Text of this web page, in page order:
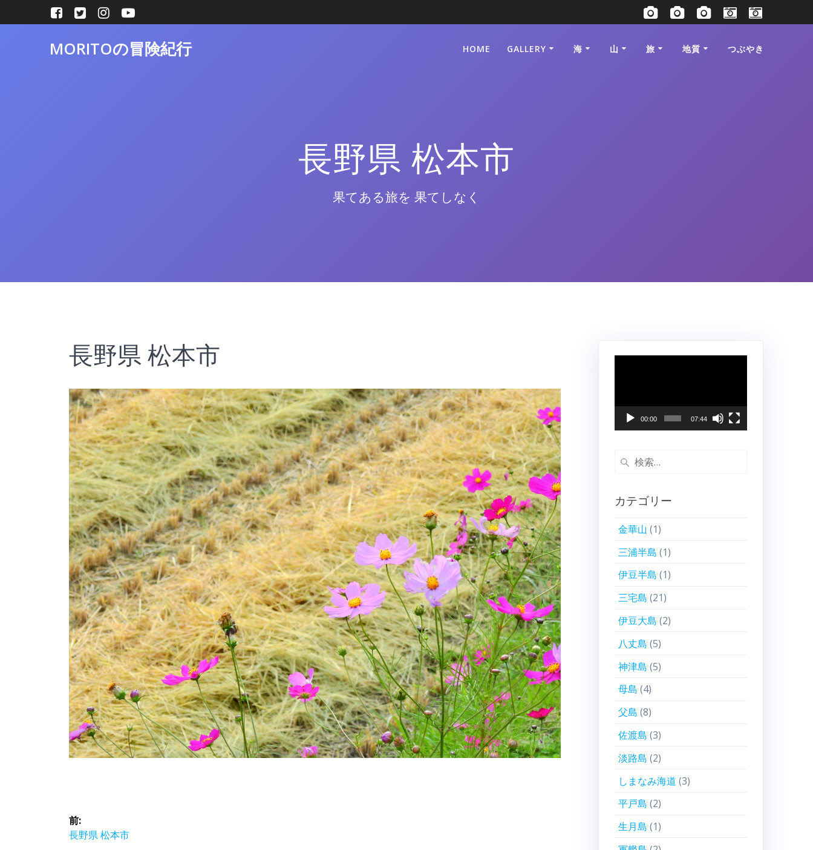
ン
MORITOの冒険紀行 HOME GALLERY 海 山 旅 地質 つぶやき
長野県 松本市
果てある旅を 果てしなく
長野県 松本市
投前:
前
長野県 松本市
レ
ヤ
00:00 07:44
検
カテゴリー
金華山 (1)
三浦半島 (1)
伊豆半島 (1)
三宅島 (21)
伊豆大島 (2)
八丈島 (5)
神津島 (5)
母島 (4)
父島 (8)
佐渡島 (3)
淡路島 (2)
しまなみ海道 (3)
平戸島 (2)
生月島 (1)